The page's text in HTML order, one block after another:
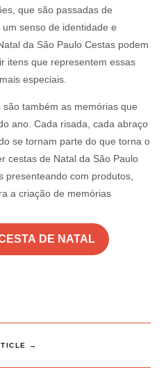
que são passadas de
senso de identidade e
da São Paulo Cestas podem
itens que representem essas
especiais.
também as memórias que
ano. Cada risada, cada abraço
se tornam parte do que torna o
cestas de Natal da São Paulo
presenteando com produtos,
a criação de memórias
DE NATAL
→